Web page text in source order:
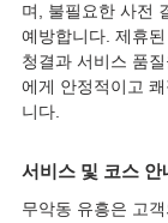
며, 불필요한 사전
예방합니다. 제휴
청결과 서비스 품
에게 안정적이고
니다.
서비스 및 코스 안
무악동 유흥은 고